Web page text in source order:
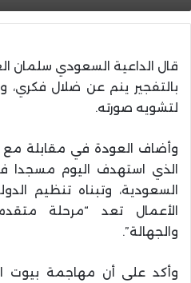
قال الداعية السعودي سلمان
بالتفجير ينم عن ضلال فكري،
لتشويه صورته.
وأضاف العودة في مقابلة مع
الذي استهدف اليوم مسجدا
السعودية، وتبناه تنظيم
الأعمال تعد “مرحلة
والجهالة”.
وأكد على أن مهاجمة بيوت